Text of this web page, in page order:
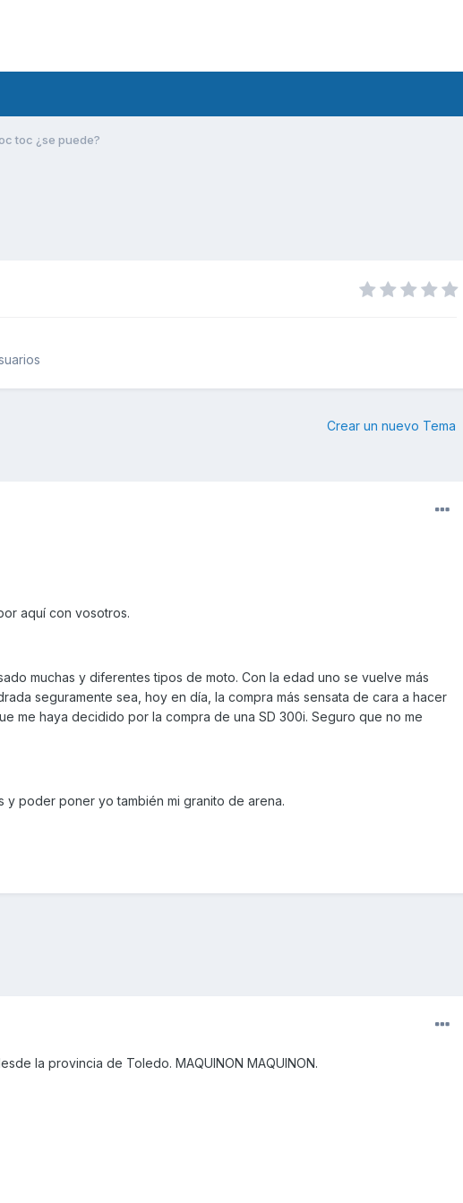
toc ¿se puede?
Crear un nuevo Tema
aquí con vosotros.
muchas y diferentes tipos de moto. Con la edad uno se vuelve más
seguramente sea, hoy en día, la compra más sensata de cara a hacer
me haya decidido por la compra de una SD 300i. Seguro que no me
poder poner yo también mi granito de arena.
la provincia de Toledo. MAQUINON MAQUINON.